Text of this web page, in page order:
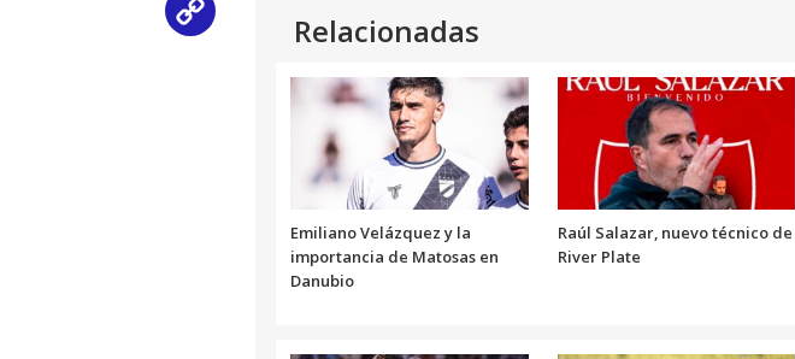
Relacionadas
Emiliano Velázquez y la
importancia de Matosas en
Danubio
Raúl Salazar, nuevo técnico de
River Plate